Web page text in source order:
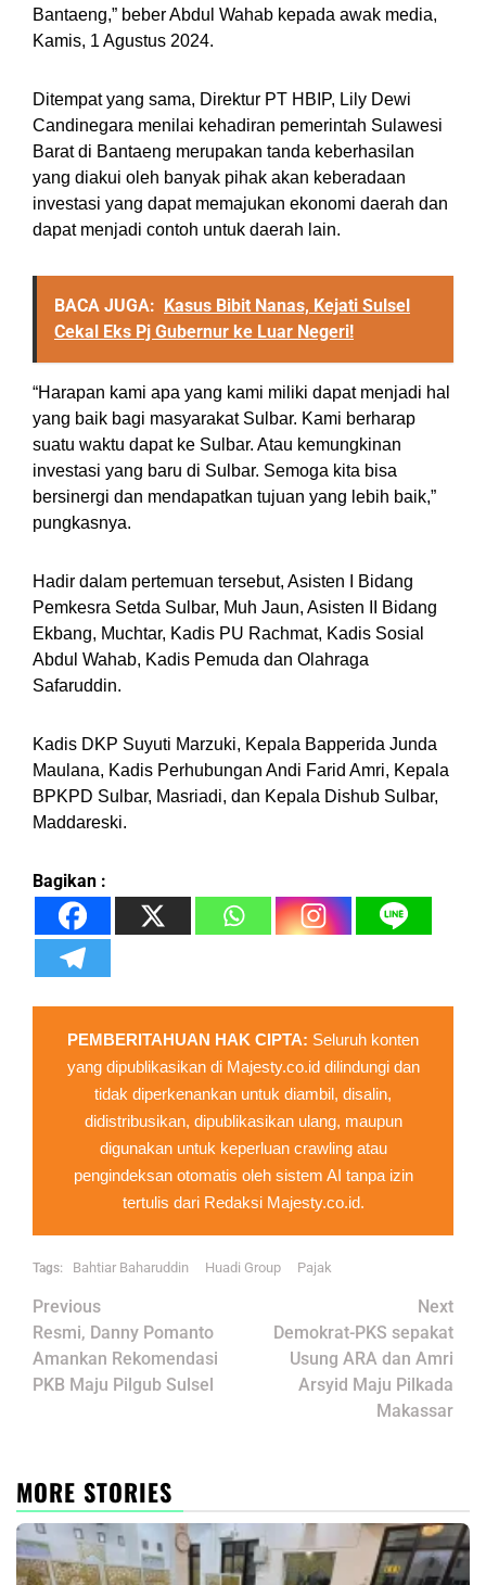
Bantaeng,” beber Abdul Wahab kepada awak media,
Kamis, 1 Agustus 2024.
Ditempat yang sama, Direktur PT HBIP, Lily Dewi
Candinegara menilai kehadiran pemerintah Sulawesi
Barat di Bantaeng merupakan tanda keberhasilan
yang diakui oleh banyak pihak akan keberadaan
investasi yang dapat memajukan ekonomi daerah dan
dapat menjadi contoh untuk daerah lain.
BACA JUGA: Kasus Bibit Nanas, Kejati Sulsel
Cekal Eks Pj Gubernur ke Luar Negeri!
“Harapan kami apa yang kami miliki dapat menjadi hal
yang baik bagi masyarakat Sulbar. Kami berharap
suatu waktu dapat ke Sulbar. Atau kemungkinan
investasi yang baru di Sulbar. Semoga kita bisa
bersinergi dan mendapatkan tujuan yang lebih baik,”
pungkasnya.
Hadir dalam pertemuan tersebut, Asisten I Bidang
Pemkesra Setda Sulbar, Muh Jaun, Asisten II Bidang
Ekbang, Muchtar, Kadis PU Rachmat, Kadis Sosial
Abdul Wahab, Kadis Pemuda dan Olahraga
Safaruddin.
Kadis DKP Suyuti Marzuki, Kepala Bapperida Junda
Maulana, Kadis Perhubungan Andi Farid Amri, Kepala
BPKPD Sulbar, Masriadi, dan Kepala Dishub Sulbar,
Maddareski.
Bagikan :
PEMBERITAHUAN HAK CIPTA: Seluruh konten
yang dipublikasikan di Majesty.co.id dilindungi dan
tidak diperkenankan untuk diambil, disalin,
didistribusikan, dipublikasikan ulang, maupun
digunakan untuk keperluan crawling atau
pengindeksan otomatis oleh sistem AI tanpa izin
tertulis dari Redaksi Majesty.co.id.
Tags: Bahtiar Baharuddin Huadi Group Pajak
Post
navigation
Previous
Resmi, Danny Pomanto
Amankan Rekomendasi
PKB Maju Pilgub Sulsel
Next
Demokrat-PKS sepakat
Usung ARA dan Amri
Arsyid Maju Pilkada
Makassar
MORE STORIES